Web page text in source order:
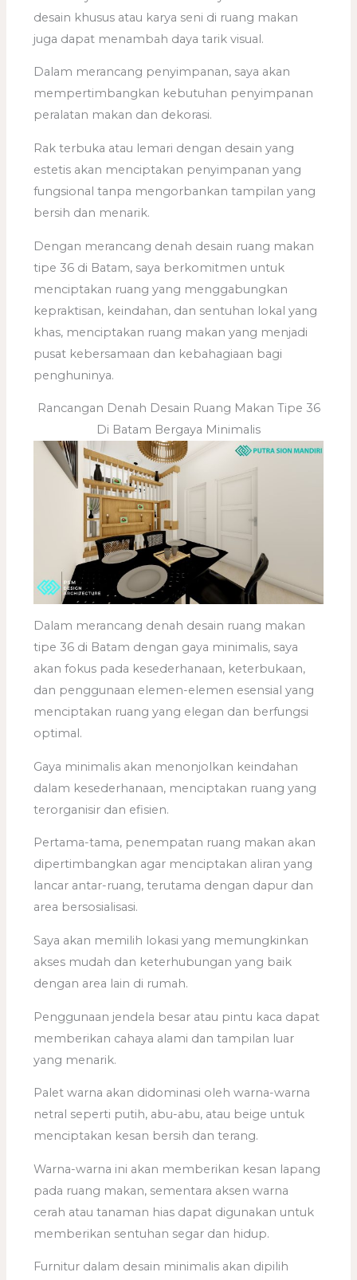
desain khusus atau karya seni di ruang makan
juga dapat menambah daya tarik visual.
Dalam merancang penyimpanan, saya akan
mempertimbangkan kebutuhan penyimpanan
peralatan makan dan dekorasi.
Rak terbuka atau lemari dengan desain yang
estetis akan menciptakan penyimpanan yang
fungsional tanpa mengorbankan tampilan yang
bersih dan menarik.
Dengan merancang denah desain ruang makan
tipe 36 di Batam, saya berkomitmen untuk
menciptakan ruang yang menggabungkan
kepraktisan, keindahan, dan sentuhan lokal yang
khas, menciptakan ruang makan yang menjadi
pusat kebersamaan dan kebahagiaan bagi
penghuninya.
Rancangan Denah Desain Ruang Makan Tipe 36
Di Batam Bergaya Minimalis
Dalam merancang denah desain ruang makan
tipe 36 di Batam dengan gaya minimalis, saya
akan fokus pada kesederhanaan, keterbukaan,
dan penggunaan elemen-elemen esensial yang
menciptakan ruang yang elegan dan berfungsi
optimal.
Gaya minimalis akan menonjolkan keindahan
dalam kesederhanaan, menciptakan ruang yang
terorganisir dan efisien.
Pertama-tama, penempatan ruang makan akan
dipertimbangkan agar menciptakan aliran yang
lancar antar-ruang, terutama dengan dapur dan
area bersosialisasi.
Saya akan memilih lokasi yang memungkinkan
akses mudah dan keterhubungan yang baik
dengan area lain di rumah.
Penggunaan jendela besar atau pintu kaca dapat
memberikan cahaya alami dan tampilan luar
yang menarik.
Palet warna akan didominasi oleh warna-warna
netral seperti putih, abu-abu, atau beige untuk
menciptakan kesan bersih dan terang.
Warna-warna ini akan memberikan kesan lapang
pada ruang makan, sementara aksen warna
cerah atau tanaman hias dapat digunakan untuk
memberikan sentuhan segar dan hidup.
Furnitur dalam desain minimalis akan dipilih